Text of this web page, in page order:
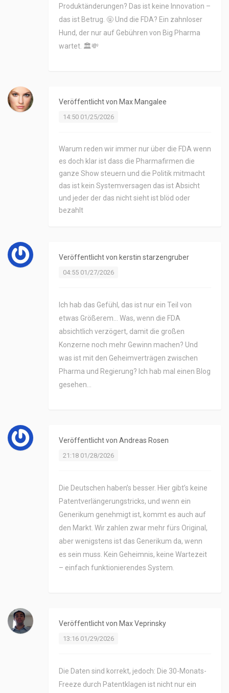
Produktänderungen? Das ist keine Innovation –
das ist Betrug. 🤬 Und die FDA? Ein zahnloser
Hund, der nur auf Gebühren von Big Pharma
wartet. 🏛️💸
Veröffentlicht von Max Mangalee
14:50 01/25/2026
Warum reden wir immer nur über die FDA wenn
es doch klar ist dass die Pharmafirmen die
ganze Show steuern und die Politik mitmacht
das ist kein Systemversagen das ist Absicht
und jeder der das nicht sieht ist blöd oder
bezahlt
Veröffentlicht von kerstin starzengruber
04:55 01/27/2026
Ich hab das Gefühl, das ist nur ein Teil von
etwas Größerem… Was, wenn die FDA
absichtlich verzögert, damit die großen
Konzerne noch mehr Gewinn machen? Und
was ist mit den Geheimverträgen zwischen
Pharma und Regierung? Ich hab mal einen Blog
gesehen…
Veröffentlicht von Andreas Rosen
21:18 01/28/2026
Die Deutschen haben’s besser. Hier gibt’s keine
Patentverlängerungstricks, und wenn ein
Generikum genehmigt ist, kommt es auch auf
den Markt. Wir zahlen zwar mehr fürs Original,
aber wenigstens ist das Generikum da, wenn
es sein muss. Kein Geheimnis, keine Wartezeit
– einfach funktionierendes System.
Veröffentlicht von Max Veprinsky
13:16 01/29/2026
Die Daten sind korrekt, jedoch: Die 30-Monats-
Freeze durch Patentklagen ist nicht nur ein